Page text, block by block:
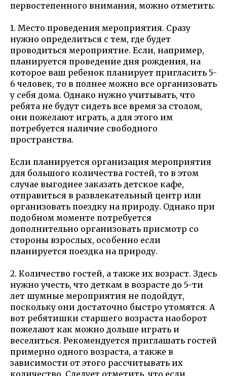
первостепенного внимания, можно отметить:
1. Место проведения мероприятия. Сразу
нужно определиться с тем, где будет
проводиться мероприятие. Если, например,
планируется проведение дня рождения, на
которое ваш ребенок планирует пригласить 5-
6 человек, то в полнее можно все организовать
у себя дома. Однако нужно учитывать, что
ребята не будут сидеть все время за столом,
они пожелают играть, а для этого им
потребуется наличие свободного
пространства.
Если планируется организация мероприятия
для большого количества гостей, то в этом
случае выгоднее заказать детское кафе,
отправиться в развлекательный центр или
организовать поездку на природу. Однако при
подобном моменте потребуется
дополнительно организовать присмотр со
стороны взрослых, особенно если
планируется поездка на природу.
2. Количество гостей, а также их возраст. Здесь
нужно учесть, что деткам в возрасте до 5-ти
лет шумные мероприятия не подойдут,
поскольку они достаточно быстро утомятся. А
вот ребятишки старшего возраста наоборот
пожелают как можно дольше играть и
веселиться. Рекомендуется приглашать гостей
примерно одного возраста, а также в
зависимости от этого рассчитывать их
количество. Следует отметить, что если